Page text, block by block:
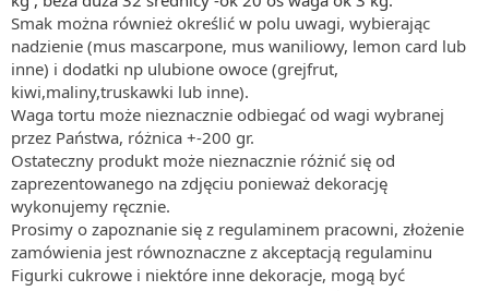
Smak można również określić w polu uwagi, wybierając
nadzienie (mus mascarpone, mus waniliowy, lemon card lub
inne) i dodatki np ulubione owoce (grejfrut,
kiwi,maliny,truskawki lub inne).
Waga tortu może nieznacznie odbiegać od wagi wybranej
przez Państwa, różnica +-200 gr.
Ostateczny produkt może nieznacznie różnić się od
zaprezentowanego na zdjęciu ponieważ dekorację
wykonujemy ręcznie.
Prosimy o zapoznanie się z regulaminem pracowni, złożenie
zamówienia jest równoznaczne z akceptacją regulaminu
Figurki cukrowe i niektóre inne dekoracje, mogą być